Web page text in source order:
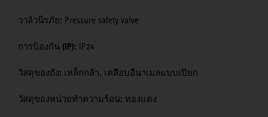
วาล์วนิรภัย: Pressure safety valve
การป้องกัน (IP): IP24
วัสดุของถัง: เหล็กกล้า, เคลือบอีนาเมลแบบเปียก
วัสดุของหน่วยทำความร้อน: ทองแดง